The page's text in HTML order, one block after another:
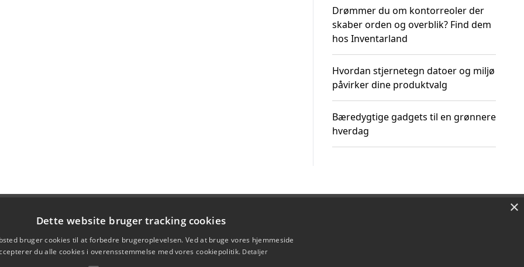
Drømmer du om kontorreoler der
skaber orden og overblik? Find dem
hos Inventarland
Hvordan stjernetegn datoer og miljø
påvirker dine produktvalg
Bæredygtige gadgets til en grønnere
hverdag
×
Dette website bruger tracking cookies
bruger cookies til at forbedre brugeroplevelsen. Ved at bruge vores hjemmeside
du alle cookies i overensstemmelse med vores cookiepolitik. Detaljer